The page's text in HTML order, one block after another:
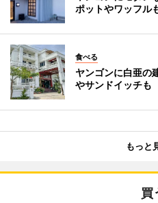
ポットやワッフル
食べる
ヤンゴンに白亜
やサンドイッチも
もっと
買